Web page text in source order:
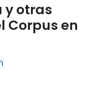
y otras
Corpus en